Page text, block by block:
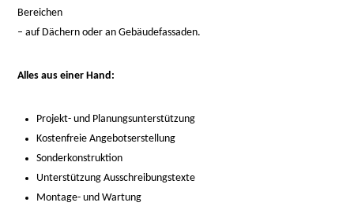
Bereichen
– auf Dächern oder an Gebäudefassaden.
Alles aus einer Hand:
Projekt- und Planungsunterstützung
Kostenfreie Angebotserstellung
Sonderkonstruktion
Unterstützung Ausschreibungstexte
Montage- und Wartung